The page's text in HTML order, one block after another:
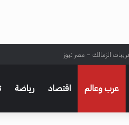
الزمالك – مصر نيوز
عرب وعالم اقتصاد رياضة